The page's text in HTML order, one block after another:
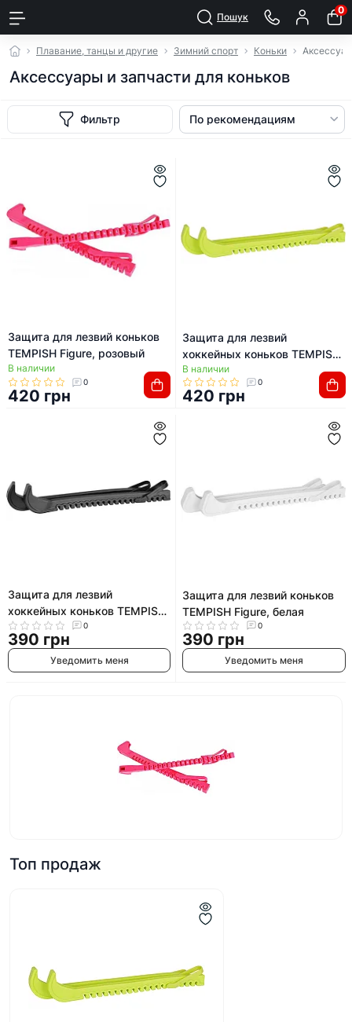
Пошук
0
Плавание, танцы и другие Зимний спорт Коньки
Аксессуары и запчасти для коньков
Фильтр
Защита для лезвий коньков
TEMPISH Figure, розовый
В наличии
0
420 грн
Защита для лезвий
хоккейных коньков TEMPISH
Hockey, зеленый
В наличии
0
420 грн
Защита для лезвий
хоккейных коньков TEMPISH
Hockey, черный
0
390 грн
Уведомить меня
Защита для лезвий коньков
TEMPISH Figure, белая
0
390 грн
Уведомить меня
Топ продаж